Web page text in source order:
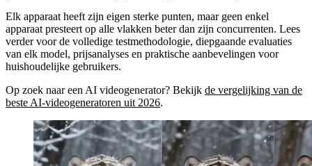
Elk apparaat heeft zijn eigen sterke punten, maar geen enkel
apparaat presteert op alle vlakken beter dan zijn concurrenten. Lees
verder voor de volledige testmethodologie, diepgaande evaluaties
van elk model, prijsanalyses en praktische aanbevelingen voor
huishoudelijke gebruikers.
Op zoek naar een AI videogenerator? Bekijk de vergelijking van de
beste AI-videogeneratoren uit 2026.